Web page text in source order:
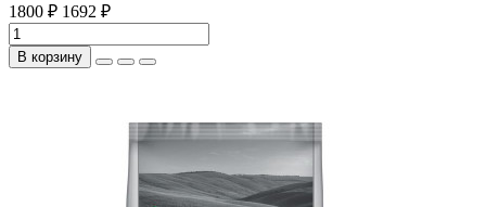
1800 ₽ 1692 ₽
В корзину